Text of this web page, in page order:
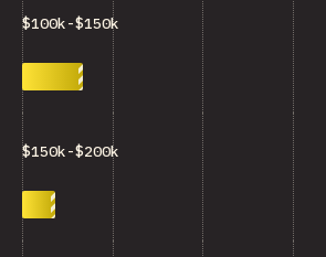
$100k-$150k
$150k-$200k